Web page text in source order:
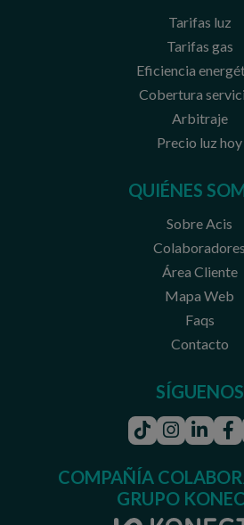
Tarifas luz
Tarifas gas
Eficiencia
Cobertura
Arbitraje
Precio luz hoy
QUIÉNES
Sobre Acis
Colaboradores
Área Cliente
Mapa Web
Faqs
Contacto
SÍGUENOS
Tiktok
COMPAÑÍA
GRUPO